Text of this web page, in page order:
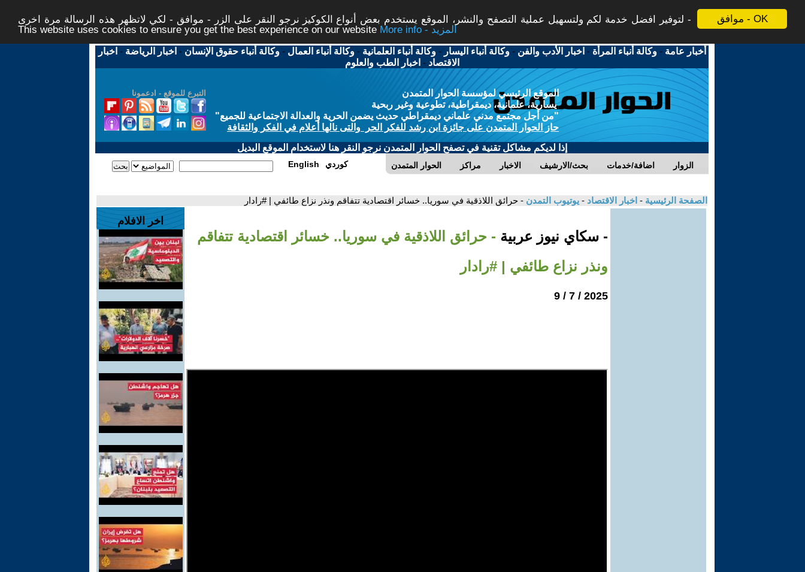
موافق - OK
لتوفير افضل خدمة لكم ولتسهيل عملية التصفح والنشر، الموقع يستخدم بعض أنواع الكوكيز نرجو النقر على الزر - موافق - لكي لاتظهر هذه الرسالة مرة اخرى -
This website uses cookies to ensure you get the best experience on our website
More info - المزيد
أخبار عامة -وكالة أنباء المرأة - اخبار الأدب والفن -وكالة أنباء اليسار -وكالة أنباء العلمانية -وكالة أنباء العمال -وكالة أنباء حقوق الإنسان - اخبار الرياضة - اخبار
الاقتصاد - اخبار الطب والعلوم
التبرع للموقع - ادعمونا
الموقع الرئيسي لمؤسسة الحوار المتمدن
يسارية، علمانية، ديمقراطية، تطوعية وغير ربحية
"من أجل مجتمع مدني علماني ديمقراطي حديث يضمن الحرية والعدالة الاجتماعية للجميع"
حاز الحوار المتمدن على جائزة ابن رشد للفكر الحر والتى نالها أعلام في الفكر والثقافة
إذا لديكم مشاكل تقنية في تصفح الحوار المتمدن نرجو النقر هنا لاستخدام الموقع البديل
الحوار المتمدن مراكز الاخبار بحث/الارشيف اضافة/خدمات الزوار English كوردي
الصفحة الرئيسية - اخبار الاقتصاد - يوتيوب التمدن - حرائق اللاذقية في سوريا.. خسائر اقتصادية تتفاقم ونذر نزاع طائفي | #رادار
- سكاي نيوز عربية - حرائق اللاذقية في سوريا.. خسائر اقتصادية تتفاقم
ونذر نزاع طائفي | #رادار
2025 / 7 / 9
اخر الافلام